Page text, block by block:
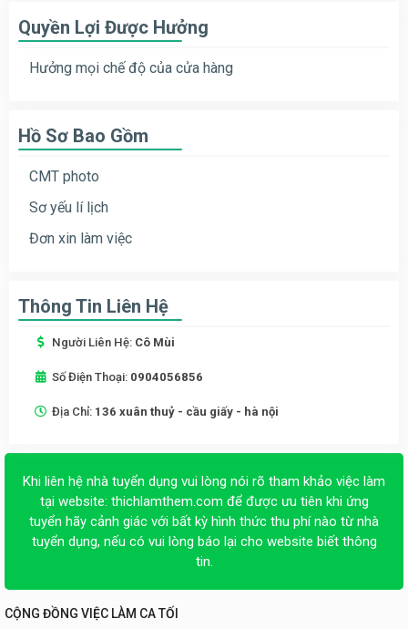
Quyền Lợi Được Hưởng
Hưởng mọi chế độ của cửa hàng
Hồ Sơ Bao Gồm
CMT photo
Sơ yếu lí lịch
Đơn xin làm việc
Thông Tin Liên Hệ
Người Liên Hệ: Cô Mùi
Số Điện Thoại: 0904056856
Địa Chỉ: 136 xuân thuỷ - cầu giấy - hà nội
Khi liên hệ nhà tuyển dụng vui lòng nói rõ tham khảo việc làm
tại website: thichlamthem.com để được ưu tiên khi ứng
tuyển hãy cảnh giác với bất kỳ hình thức thu phí nào từ nhà
tuyển dụng, nếu có vui lòng báo lại cho website biết thông
tin.
CỘNG ĐỒNG VIỆC LÀM CA TỐI